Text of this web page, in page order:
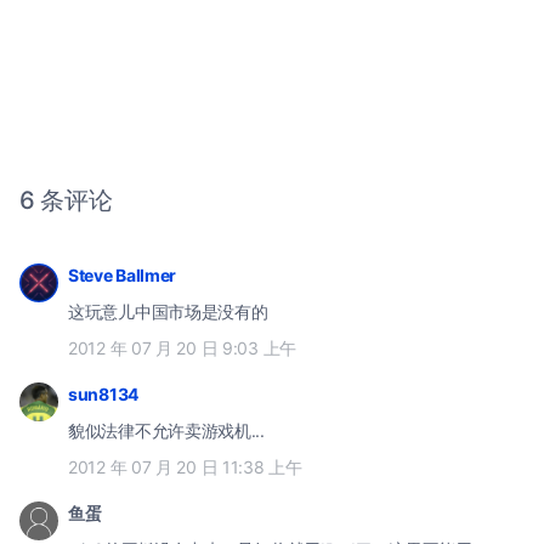
6 条评论
Steve Ballmer
这玩意儿中国市场是没有的
2012 年 07 月 20 日 9:03 上午
sun8134
貌似法律不允许卖游戏机...
2012 年 07 月 20 日 11:38 上午
鱼蛋